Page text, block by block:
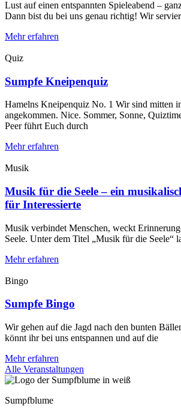
Lust auf einen entspannten Spieleabend –
Dann bist du bei uns genau richtig! Wir
Mehr erfahren
Quiz
Sumpfe Kneipenquiz
Hamelns Kneipenquiz No. 1 Wir sind mitten
angekommen. Nice. Sommer, Sonne,
Peer führt Euch durch
Mehr erfahren
Musik
Musik für die Seele – ein
für Interessierte
Musik verbindet Menschen, weckt
Seele. Unter dem Titel „Musik für die Seele“
Mehr erfahren
Bingo
Sumpfe Bingo
Wir gehen auf die Jagd nach den bunten
könnt ihr bei uns entspannen und auf die
Mehr erfahren
Alle Veranstaltungen
Sumpfblume